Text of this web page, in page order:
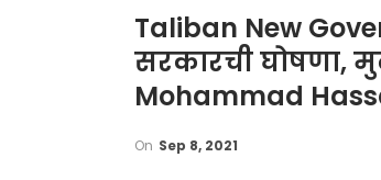
Taliban New
सरकारची घोषणा,
Mohammad
On Sep 8, 2021